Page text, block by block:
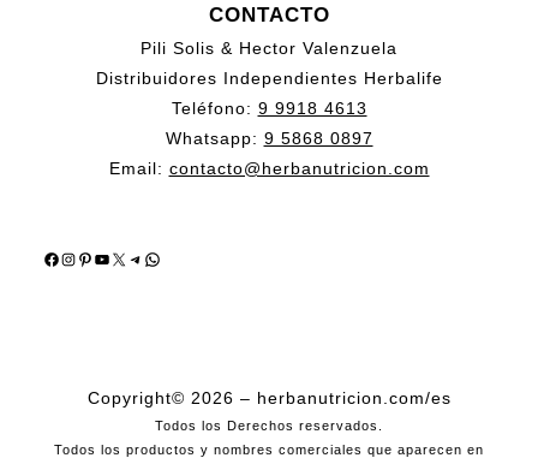
CONTACTO
Pili Solis & Hector Valenzuela
Distribuidores Independientes Herbalife
Teléfono: 9 9918 4613
Whatsapp: 9 5868 0897
Email: contacto@herbanutricion.com
Facebook
Instagram
Pinterest
YouTube
X Telegram
WhatsApp
Copyright© 2026 – herbanutricion.com/es
Todos los Derechos reservados.
Todos los productos y nombres comerciales que aparecen en